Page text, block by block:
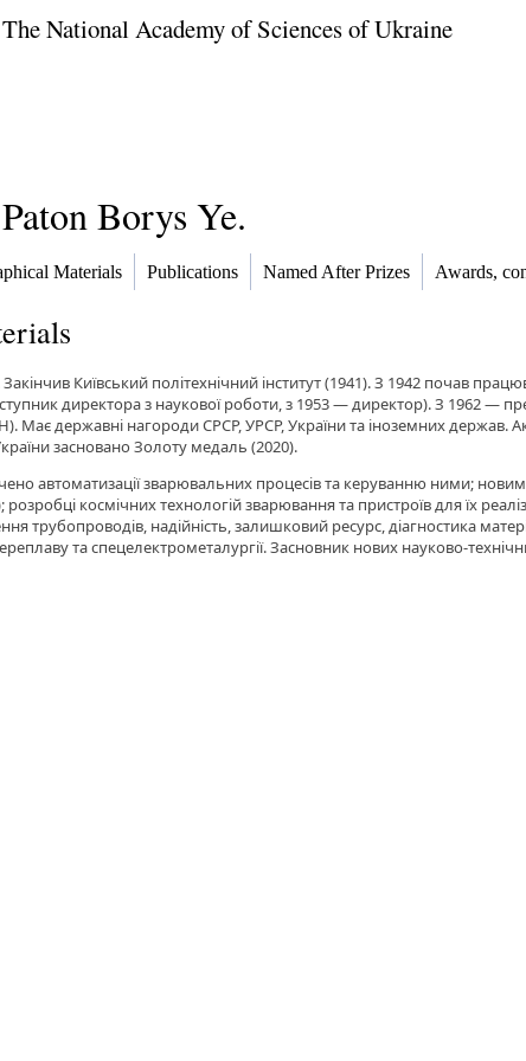
The National Academy of Sciences of Ukraine
Paton Borys Ye.
Materials Publications Named After Prizes Awards,
Київський політехнічний інститут (1941). З 1942 почав
директора з наукової роботи, з 1953 — директор). З 1962
Має державні нагороди СРСР, УРСР, України та іноземних
засновано Золоту медаль (2020).
автоматизації зварювальних процесів та керуванню ними;
космічних технологій зварювання та пристроїв для їх
трубопроводів, надійність, залишковий ресурс, діагностика
та спецелектрометалургії. Засновник нових науково-